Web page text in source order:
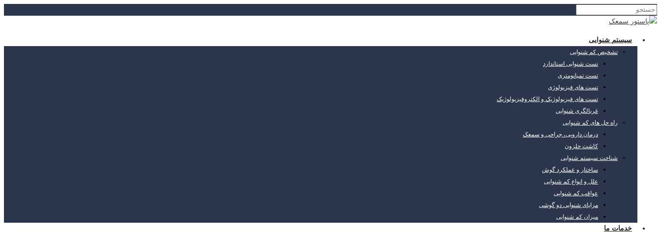
سیستم شنوایی
تشخیص کم شنوایی
تست شنوایی استاندارد
تست تمپانومتری
تست های فیزیولوژی
تست های فیزیولوژیک و الکتروفیزیولوژیک
غربالگری شنوایی
راه حل های کم شنوایی
درمان دارویی، جراحی و سمعک
کاشت حلزون
شناخت سیستم شنوایی
ساختار و عملکرد گوش
علل و انواع کم شنوایی
عواقب کم شنوایی
مزایای شنوایی دو گوشی
میزان کم شنوایی
خدمات ما